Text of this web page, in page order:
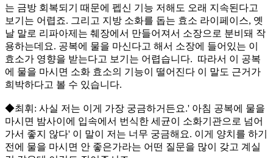
는 금방 회복되기 때문에 펩신 기능 저해도 오래 지속된다고
보기는 어렵죠. 그리고 지방 소화를 돕는 효소 라이페이스, 옛
날 말로 리파아제는 췌장에서 만들어져서 소장으로 분비돼 작
용하는데요. 공복에 물을 마신다고 해서 소장에 들어있는 이
효소가 영향을 받는다고 보기는 어렵습니다. 따라서 이 공복
에 물을 마시면 소화 효소의 기능이 떨어진다 이 말도 근거가
희박하다고 볼 수 있습니다.
◆최휘: 사실 저는 이게 가장 궁금하거든요.' 아침 공복에 물을
마시면 밤사이에 입속에서 번식한 세균이 소화기관으로 넘어
가서 좋지 않다' 이 말이 저는 너무 궁금해요. 이게 양치를 하기
전에 물을 마시면 안 좋은가라는 어떤 질문을 많이 갖고 계실